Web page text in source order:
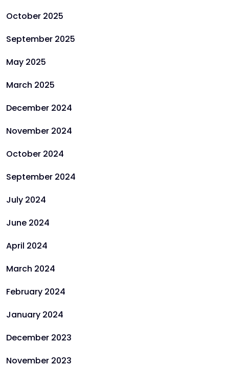
October 2025
September 2025
May 2025
March 2025
December 2024
November 2024
October 2024
September 2024
July 2024
June 2024
April 2024
March 2024
February 2024
January 2024
December 2023
November 2023